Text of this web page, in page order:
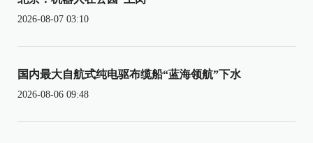
2026-08-07 03:10
国内最大自航式纯电驱布缆船“蓝海领航”下水
2026-08-06 09:48